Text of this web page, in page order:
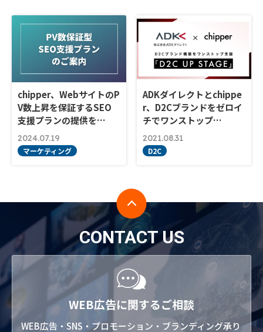
chipper、WebサイトのP
V数上昇を保証するSEO
支援プランの提供を…
2024.07.19
マーケティング
ADKダイレクトとchippe
r、D2Cブランドをゼロイ
チでワンストップ…
2021.08.31
D2C
CONTACT US
WEB広告に関するご相談
WEB広告・SNS・プロモーション・ブランディング承り